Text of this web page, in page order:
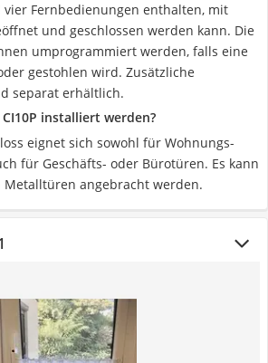
Fernbedienungen enthalten, mit
und geschlossen werden kann. Die
umprogrammiert werden, falls eine
gestohlen wird. Zusätzliche
separat erhältlich.
installiert werden?
eignet sich sowohl für Wohnungs-
für Geschäfts- oder Bürotüren. Es kann
Metalltüren angebracht werden.